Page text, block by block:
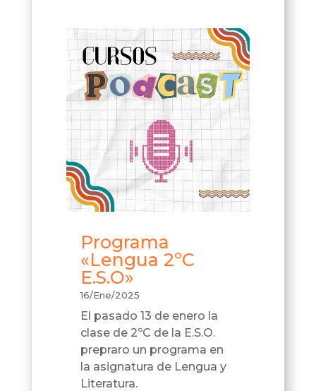
Programa
«Lengua 2ºC
E.S.O»
16/Ene/2025
El pasado 13 de enero la
clase de 2ºC de la E.S.O.
prepraro un programa en
la asignatura de Lengua y
Literatura.